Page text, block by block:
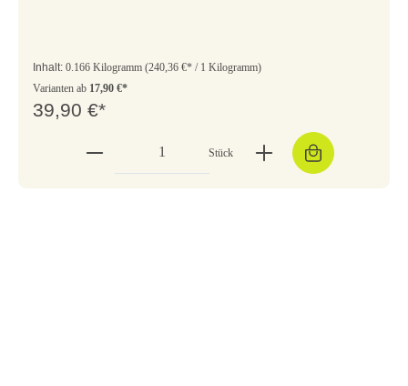
Inhalt: 0.166 Kilogramm (240,36 €* / 1 Kilogramm)
Varianten ab 17,90 €*
39,90 €*
Stück